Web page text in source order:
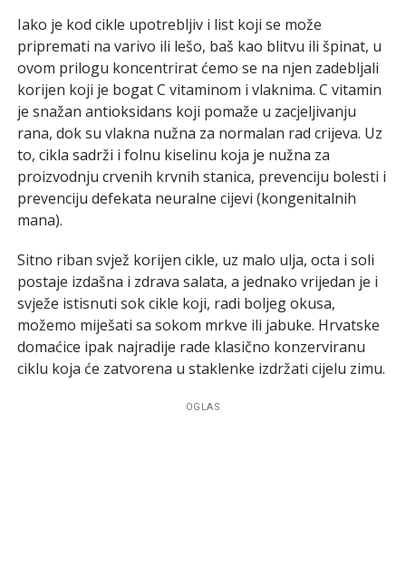
Iako je kod cikle upotrebljiv i list koji se može
pripremati na varivo ili lešo, baš kao blitvu ili špinat, u
ovom prilogu koncentrirat ćemo se na njen zadebljali
korijen koji je bogat C vitaminom i vlaknima. C vitamin
je snažan antioksidans koji pomaže u zacjeljivanju
rana, dok su vlakna nužna za normalan rad crijeva. Uz
to, cikla sadrži i folnu kiselinu koja je nužna za
proizvodnju crvenih krvnih stanica, prevenciju bolesti i
prevenciju defekata neuralne cijevi (kongenitalnih
mana).
Sitno riban svjež korijen cikle, uz malo ulja, octa i soli
postaje izdašna i zdrava salata, a jednako vrijedan je i
svježe istisnuti sok cikle koji, radi boljeg okusa,
možemo miješati sa sokom mrkve ili jabuke. Hrvatske
domaćice ipak najradije rade klasično konzerviranu
ciklu koja će zatvorena u staklenke izdržati cijelu zimu.
OGLAS